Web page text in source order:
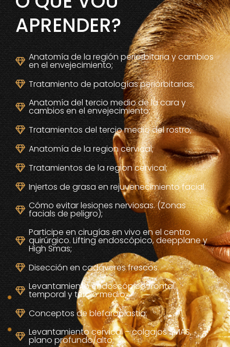
APRENDER?
Anatomía de la región periorbitaria y cambios
en el envejecimiento;
Tratamiento de patologías periorbitarias;
Anatomía del tercio medio de la cara y
cambios en el envejecimiento;
Tratamientos del tercio medio del rostro;
Anatomía de la region cervical;
Tratamientos de la region cervical;
Injertos de grasa en rejuvenecimiento facial;
Cómo evitar lesiones nerviosas. (Zonas
facials de peligro);
Participe en cirugías en vivo en el centro
quirúrgico. Lifting endoscópico, deepplane y
High Smas;
Disección en cadáveres frescos.
Levantamiento endoscópico frontal,
temporal y tercio medio;
Conceptos de blefaroplastia;
Levantamiento cervical – colgajos SMAS,
plano profundo/alto;